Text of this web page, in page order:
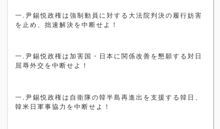
一 .尹錫悦政権は強制動員に対する大法院判決の履行妨害
を止め、拙速解決を中断せよ！
一 .尹錫悦政権は加害国・日本に関係改善を懇願する対日
屈辱外交を中断せよ！
一 .尹錫悦政権は自衛隊の韓半島再進出を支援する韓日、
韓米日軍事協力を中断せよ！